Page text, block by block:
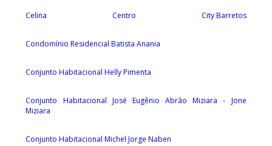
Celina Centro City Barretos
Condomínio Residencial Batista Anania
Conjunto Habitacional Helly Pimenta
Conjunto Habitacional José Eugênio Abrão Miziara - Jone
Miziara
Conjunto Habitacional Michel Jorge Naben